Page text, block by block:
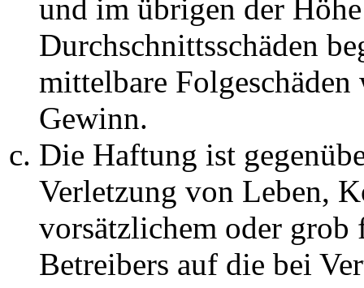
und im übrigen der
Durchschnittsschäden
mittelbare Folgeschäden
Gewinn.
Die Haftung ist
Verletzung von Leben,
vorsätzlichem oder grob
Betreibers auf die bei